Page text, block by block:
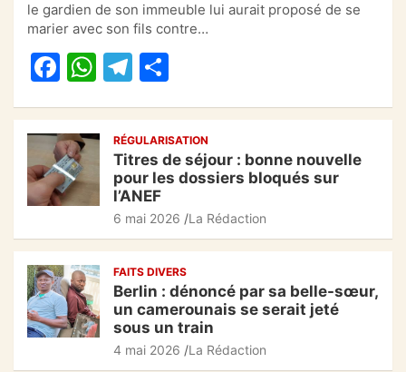
e
b
o
o
k
s
A
p
p
gr
a
m
g
er
le gardien de son immeuble lui aurait proposé de se
marier avec son fils contre…
F
c
e
b
o
o
k
W
at
s
A
p
p
T
gr
a
m
g
er
RÉGULARISATION
Titres de séjour : bonne nouvelle
pour les dossiers bloqués sur
l’ANEF
6 mai 2026 La Rédaction
FAITS DIVERS
Berlin : dénoncé par sa belle-sœur,
un camerounais se serait jeté
sous un train
4 mai 2026 La Rédaction